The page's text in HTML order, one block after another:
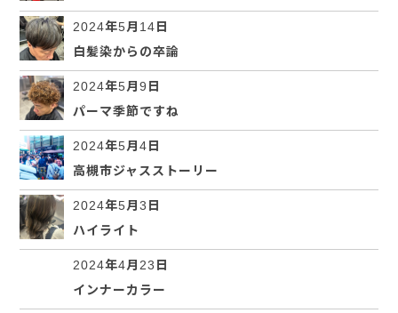
2024年5月14日
白髪染からの卒論
2024年5月9日
パーマ季節ですね
2024年5月4日
高槻市ジャスストーリー
2024年5月3日
ハイライト
2024年4月23日
インナーカラー